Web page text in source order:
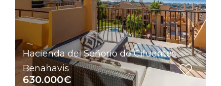
Hacienda del Señorio de Cifuentes -
Benahavis
630.000€